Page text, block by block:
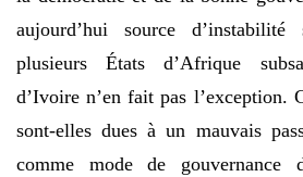
aujourd’hui source d’instabilité
plusieurs États d’Afrique
d’Ivoire n’en fait pas l’exception.
sont-elles dues à un mauvais
comme mode de gouvernance